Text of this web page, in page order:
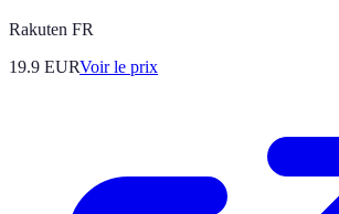
Rakuten FR
19.9 EURVoir le prix